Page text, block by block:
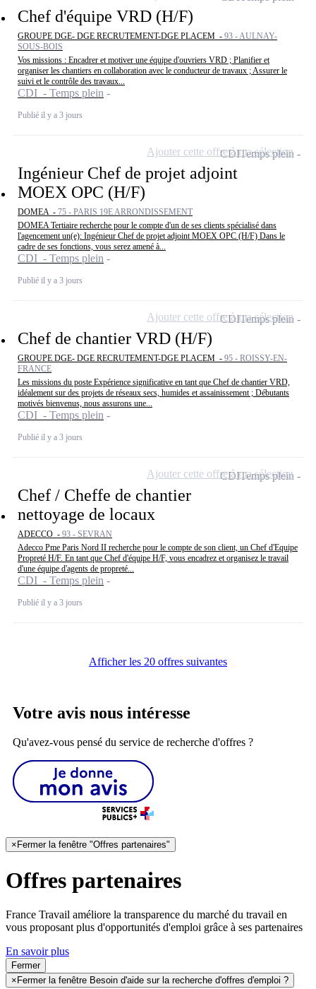
Chef d'équipe VRD (H/F)
GROUPE DGE- DGE RECRUTEMENT-DGE PLACEM - 93 - AULNAY-
SOUS-BOIS
Vos missions : Encadrer et motiver une équipe d'ouvriers VRD ; Planifier et
organiser les chantiers en collaboration avec le conducteur de travaux ; Assurer le
suivi et le contrôle des travaux...
CDI - Temps plein
Publié il y a 3 jours
Ingénieur Chef de projet adjoint
MOEX OPC (H/F)
DOMEA - 75 - PARIS 19E ARRONDISSEMENT
DOMEA Tertiaire recherche pour le compte d'un de ses clients spécialisé dans
l'agencement un(e): Ingénieur Chef de projet adjoint MOEX OPC (H/F) Dans le
cadre de ses fonctions, vous serez amené à...
CDI - Temps plein
Publié il y a 3 jours
CDITemps plein
Ajouter cette offre à ma sélection
Chef de chantier VRD (H/F)
GROUPE DGE- DGE RECRUTEMENT-DGE PLACEM - 95 - ROISSY-EN-
FRANCE
Les missions du poste Expérience significative en tant que Chef de chantier VRD,
idéalement sur des projets de réseaux secs, humides et assainissement ; Débutants
motivés bienvenus, nous assurons une...
CDI - Temps plein
Publié il y a 3 jours
CDITemps plein
Ajouter cette offre à ma sélection
Chef / Cheffe de chantier
nettoyage de locaux
ADECCO - 93 - SEVRAN
Adecco Pme Paris Nord II recherche pour le compte de son client, un Chef d'Equipe
Propreté H/F. En tant que Chef d'équipe H/F, vous encadrez et organisez le travail
d'une équipe d'agents de propreté...
CDI - Temps plein
Publié il y a 3 jours
CDITemps plein
Ajouter cette offre à ma sélection
Afficher les 20 offres suivantes
Votre avis nous intéresse
Qu'avez-vous pensé du service de recherche d'offres ?
× Fermer la fenêtre "Offres partenaires"
Offres partenaires
France Travail améliore la transparence du marché du travail en
vous proposant plus d'opportunités d'emploi grâce à ses partenaires
En savoir plus
Fermer
× Fermer la fenêtre Besoin d'aide sur la recherche d'offres d'emploi ?